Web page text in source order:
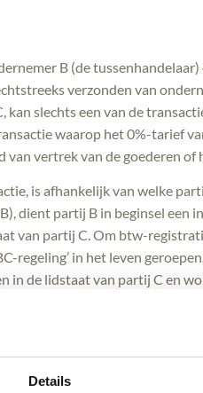
Details
B (de
verzonden van
slechts een van de
waarop het 0%-tarief
vertrek van de goederen of
is afhankelijk van welke
dient partij B in beginsel een
van partij C. Om btw-
regeling’ in het leven
de lidstaat van partij C en
ABC-regeling
een belangrijke uitspraak
de factuur ‘
van BTW